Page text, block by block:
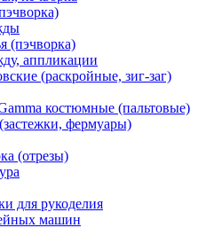
(пэчворка)
аппликации
(раскройные, зиг-заг)
костюмные (пальтовые)
фермуары)
(отрезы)
для рукоделия
машин